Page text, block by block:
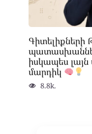
Գիտելիքների
իսկապես լայն
մարդիկ
8.8k.